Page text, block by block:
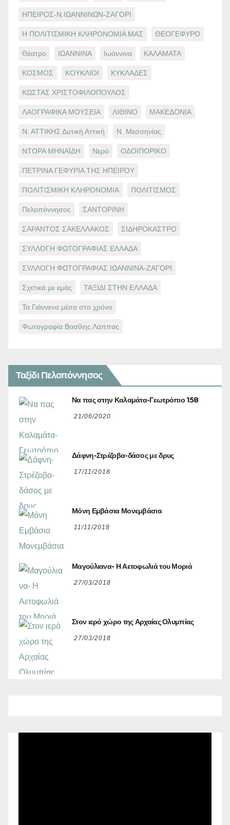
ΗΠΕΙΡΟΣ-Ν.ΙΩΑΝΝΙΝΩΝ-ΖΑΓΟΡΙ
Η ΠΟΛΙΤΙΣΜΙΚΗ ΚΛΗΡΟΝΟΜΙΑ ΜΑΣ ΘΕΟΓΕΦΥΡΟ
Θέατρο ΙΩΑΝΝΙΝΑ Ιωάννινα ΚΑΛΑΜΑΤΑ
ΚΟΣΜΟΣ ΚΟΥΚΛΙΟΙ ΚΥΚΛΑΔΕΣ
ΚΩΣΤΑΣ ΧΡΙΣΤΟΦΙΛΟΠΟΥΛΟΣ
ΛΑΟΓΡΑΦΙΚΑ ΜΟΥΣΕΙΑ ΛΙΘΙΝΟ ΜΑΚΕΔΟΝΙΑ
Ν. ΑΤΤΙΚΗΣ Δυτική Αττική Ν. Μεσσηνίας
ΝΤΟΡΑ ΜΗΝΑΪΔΗ Νερό ΟΔΟΙΠΟΡΙΚΟ
ΠΕΤΡΙΝΑ ΓΕΦΥΡΙΑ ΤΗΣ ΗΠΕΙΡΟΥ
ΠΟΛΙΤΙΣΜΙΚΗ ΚΛΗΡΟΝΟΜΙΑ ΠΟΛΙΤΙΣΜΟΣ
Πελοπόννησος ΣΑΝΤΟΡΙΝΗ
ΣΑΡΑΝΤΟΣ ΣΑΚΕΛΛΑΚΟΣ ΣΙΔΗΡΟΚΑΣΤΡΟ
ΣΥΛΛΟΓΗ ΦΩΤΟΓΡΑΦΙΑΣ ΕΛΛΑΔΑ
ΣΥΛΛΟΓΗ ΦΩΤΟΓΡΑΦΙΑΣ ΙΩΑΝΝΙΝΑ-ΖΑΓΟΡΙ
Σχετικά με εμάς ΤΑΞΙΔΙ ΣΤΗΝ ΕΛΛΑΔΑ
Τα Γιάννενα μέσα στο χρόνο
Φωτογραφία Βασίλης Λάππας
Ταξίδι Πελοπόννησος
Να πας στην Καλαμάτα-Γεωτρόπιο 158
21/06/2020
Δάφνη-Στρέζοβα-δάσος με δρυς
17/11/2018
Μόνη Εμβάσια Μονεμβάσια
11/11/2018
Μαγούλιανα- Η Αετοφωλιά του Μοριά
27/03/2018
Στον ιερό χώρο της Αρχαίας Ολυμπίας
27/03/2018